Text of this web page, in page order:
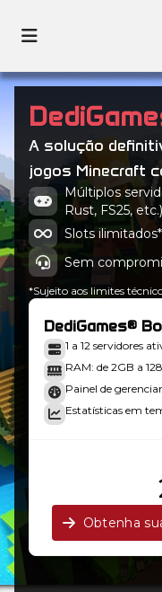
A solução
jogos Minecraft
Múltiplos
Rust, FS25, etc.)
Slots ilimitados*
Sem
*Sujeito aos limites
DediGames®
1 a 12 servidores
RAM: de 2GB a
Painel de
Estatísticas em
Obtenha